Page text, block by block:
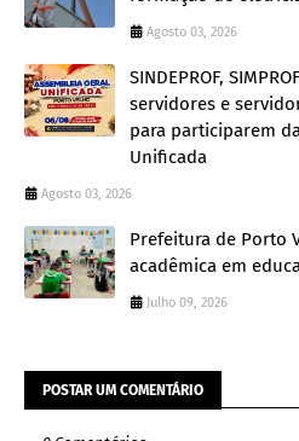
Agosto 03, 2026
SINDEPROF,
servidores e
para participarem
Unificada
Agosto 03, 2026
Prefeitura de Porto
acadêmica em
Julho 09, 2026
POSTAR UM COMENTÁRIO